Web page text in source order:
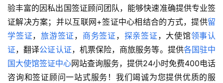
验丰富的因私出国签证顾问团队，能够快速准确提供专业签
证解决方案；并以互联网+签证中心相结合的方式，提供留
学签证， 旅游签证 ， 商务签证 ， 探亲签证 ，大使馆领事认
证，翻译公证认证，机票保险，商旅服务等。提供各国驻中
国大使馆签证中心网站查询服务，提供24小时免费400电话
咨询和签证顾问一站式服务！我们竭诚为您提供优质的服